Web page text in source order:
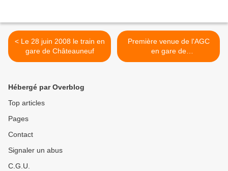
< Le 28 juin 2008 le train en
gare de Châteauneuf
Première venue de l'AGC
en gare de
Châteauneuf/Loire >
Hébergé par Overblog
Top articles
Pages
Contact
Signaler un abus
C.G.U.